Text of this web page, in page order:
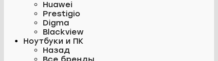
Huawei
Prestigio
Digma
Blackview
Ноутбуки и ПК
Назад